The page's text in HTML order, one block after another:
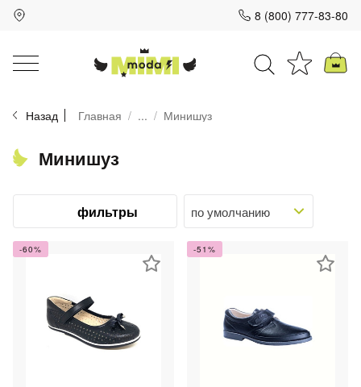
8 (800) 777-83-80
Назад Главная ... Минишуз
Минишуз
фильтры
-60% -51%
Для клиентов всех банков
Разбейте
оплатуна части
График платежей
Сегодня
%